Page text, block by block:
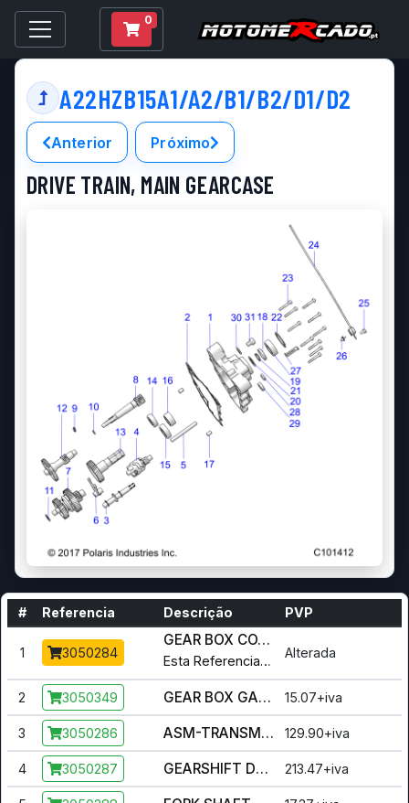
0
A22HZB15A1/A2/B1/B2/D1/D2
Anterior Próximo
DRIVE TRAIN, MAIN GEARCASE
# Referencia Descrição PVP
1 3050284
GEAR BOX COVER
Alterada
2 3050349 GEAR BOX GASKET 15.07+iva
3 3050286 ASM-TRANSMISSION SHAFT 129.90+iva
4 3050287 GEARSHIFT DRUM 213.47+iva